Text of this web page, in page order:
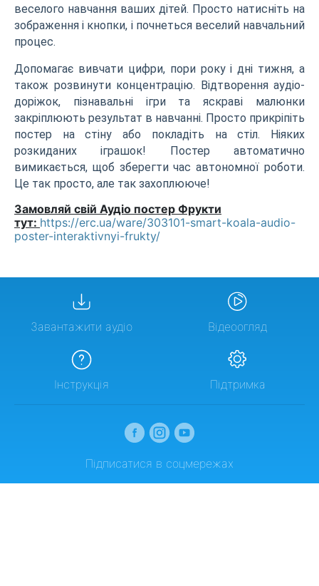
веселого навчання ваших дітей. Просто натисніть на
зображення і кнопки, і почнеться веселий навчальний
процес.
Допомагає вивчати цифри, пори року і дні тижня, а
також розвинути концентрацію. Відтворення аудіо-
доріжок, пізнавальні ігри та яскраві малюнки
закріплюють результат в навчанні. Просто прикріпіть
постер на стіну або покладіть на стіл. Ніяких
розкиданих іграшок! Постер автоматично
вимикається, щоб зберегти час автономної роботи.
Це так просто, але так захоплююче!
Замовляй свій Аудіо постер Фрукти
тут: https://erc.ua/ware/303101-smart-koala-audio-
poster-interaktivnyi-frukty/
Завантажити аудіо Відеоогляд
Інструкція Підтримка
Підписатися в соцмережах